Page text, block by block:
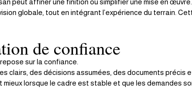
peut affiner une finition ou simplifier une mise en œuvre.
globale, tout en intégrant l’expérience du terrain.
de confiance
sur la confiance.
clairs, des décisions assumées, des documents précis
lorsque le cadre est stable et que les demandes